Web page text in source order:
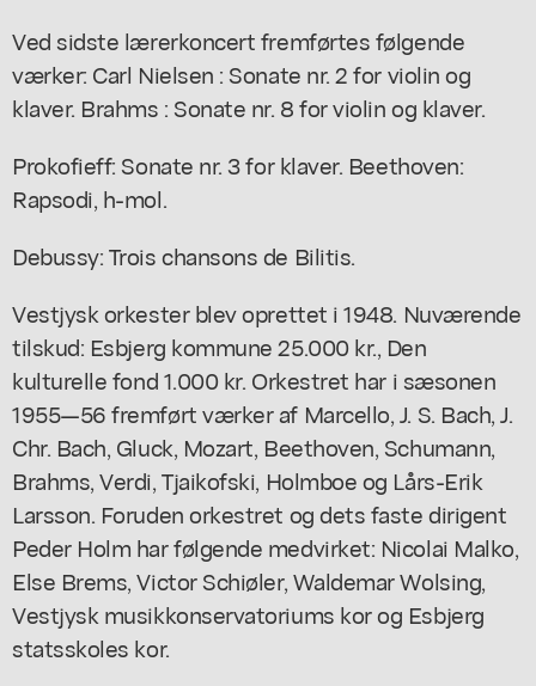
Ved sidste lærerkoncert fremførtes følgende
værker: Carl Nielsen : Sonate nr. 2 for violin og
klaver. Brahms : Sonate nr. 8 for violin og klaver.
Prokofieff: Sonate nr. 3 for klaver. Beethoven:
Rapsodi, h-mol.
Debussy: Trois chansons de Bilitis.
Vestjysk orkester blev oprettet i 1948. Nuværende
tilskud: Esbjerg kommune 25.000 kr., Den
kulturelle fond 1.000 kr. Orkestret har i sæsonen
1955—56 fremført værker af Marcello, J. S. Bach, J.
Chr. Bach, Gluck, Mozart, Beethoven, Schumann,
Brahms, Verdi, Tjaikofski, Holmboe og Lårs-Erik
Larsson. Foruden orkestret og dets faste dirigent
Peder Holm har følgende medvirket: Nicolai Malko,
Else Brems, Victor Schiøler, Waldemar Wolsing,
Vestjysk musikkonservatoriums kor og Esbjerg
statsskoles kor.